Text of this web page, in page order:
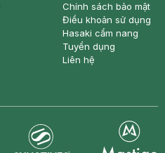
Chính sách bảo mật
Điều khoản sử dụng
Hasaki cẩm nang
Tuyển dụng
Liên hệ